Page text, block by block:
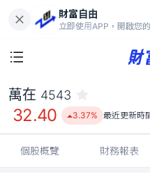
財富自由
立即使用APP，開啟您
32.40
萬在 4543
32.40 3.37% 最近更新時
個股概覽 財務報表